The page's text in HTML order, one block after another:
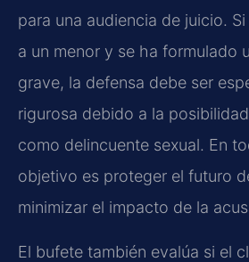
para una audiencia de juicio.
a un menor y se ha formulado
grave, la defensa debe ser
rigurosa debido a la
como delincuente sexual. En
objetivo es proteger el futuro
minimizar el impacto de la
El bufete también evalúa si el